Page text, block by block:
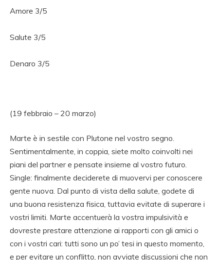
Amore 3/5
Salute 3/5
Denaro 3/5
(19 febbraio – 20 marzo)
Marte è in sestile con Plutone nel vostro segno.
Sentimentalmente, in coppia, siete molto coinvolti nei
piani del partner e pensate insieme al vostro futuro.
Single: finalmente deciderete di muovervi per conoscere
gente nuova. Dal punto di vista della salute, godete di
una buona resistenza fisica, tuttavia evitate di superare i
vostri limiti. Marte accentuerà la vostra impulsività e
dovreste prestare attenzione ai rapporti con gli amici o
con i vostri cari: tutti sono un po’ tesi in questo momento,
e per evitare un conflitto, non avviate discussioni che non